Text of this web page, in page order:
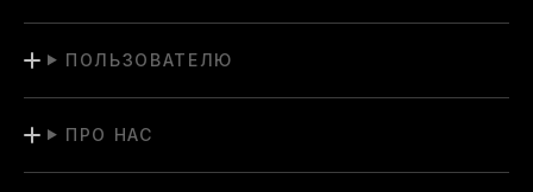
ПОЛЬЗОВАТЕЛЮ
ПРО НАС